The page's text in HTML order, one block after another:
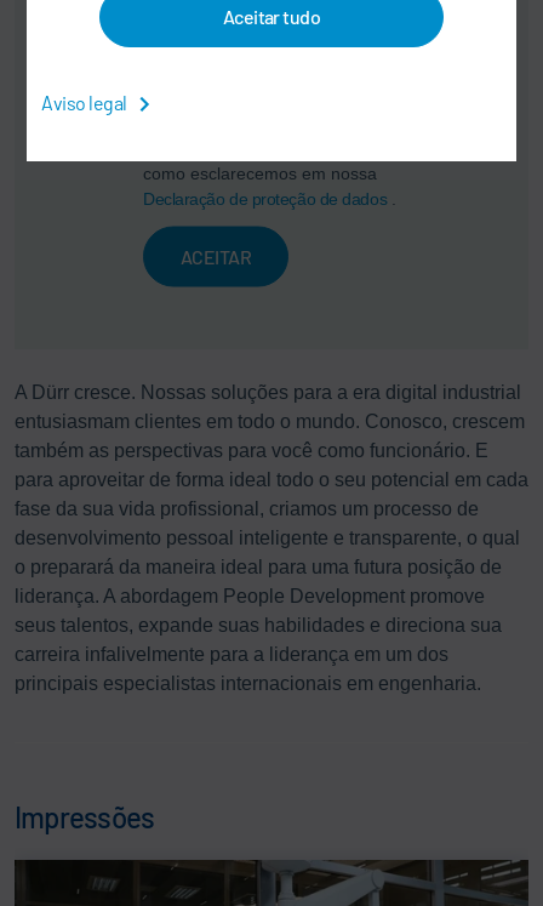
Aceitar tudo
Aviso legal
Aqui você pode ativar um fluxo
transferência de seus dados
como esclarecemos em nossa
Declaração de proteção de dados
ACEITAR
A Dürr cresce. Nossas soluções para a era digital industrial
entusiasmam clientes em todo o mundo. Conosco, crescem
também as perspectivas para você como funcionário. E
para aproveitar de forma ideal todo o seu potencial em cada
fase da sua vida profissional, criamos um processo de
desenvolvimento pessoal inteligente e transparente, o qual
o preparará da maneira ideal para uma futura posição de
liderança. A abordagem People Development promove
seus talentos, expande suas habilidades e direciona sua
carreira infalivelmente para a liderança em um dos
principais especialistas internacionais em engenharia.
Impressões